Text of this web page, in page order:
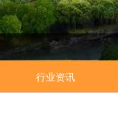
行业资讯